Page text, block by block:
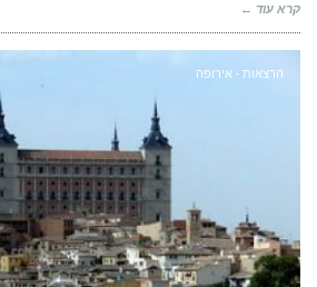
קרא עוד ←
הרצאות - אירופה